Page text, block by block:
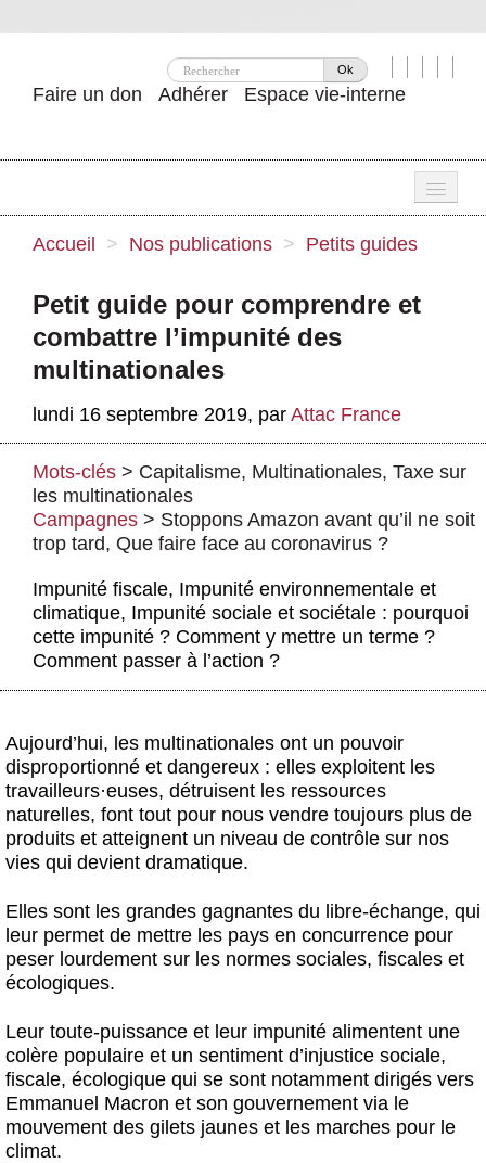
Ok
Faire un don Adhérer Espace vie-interne
Nos idées
Se mobiliser
Publications
Actus et médias
Boutique
Accueil > Nos publications > Petits guides
Petit guide pour comprendre et
combattre l’impunité des
multinationales
lundi 16 septembre 2019, par Attac France
Mots-clés > Capitalisme, Multinationales, Taxe sur
les multinationales
Campagnes > Stoppons Amazon avant qu’il ne soit
trop tard, Que faire face au coronavirus ?
Impunité fiscale, Impunité environnementale et
climatique, Impunité sociale et sociétale : pourquoi
cette impunité ? Comment y mettre un terme ?
Comment passer à l’action ?
Aujourd’hui, les multinationales ont un pouvoir
disproportionné et dangereux : elles exploitent les
travailleurs·euses, détruisent les ressources
naturelles, font tout pour nous vendre toujours plus de
produits et atteignent un niveau de contrôle sur nos
vies qui devient dramatique.
Elles sont les grandes gagnantes du libre-échange, qui
leur permet de mettre les pays en concurrence pour
peser lourdement sur les normes sociales, fiscales et
écologiques.
Leur toute-puissance et leur impunité alimentent une
colère populaire et un sentiment d’injustice sociale,
fiscale, écologique qui se sont notamment dirigés vers
Emmanuel Macron et son gouvernement via le
mouvement des gilets jaunes et les marches pour le
climat.